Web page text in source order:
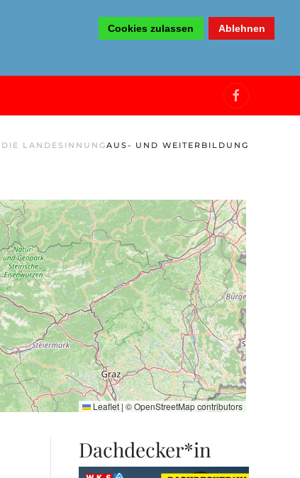
Cookies zulassen Ablehnen
DIE LANDESINNUNGAUS- UND WEITERBILDUNG
Leaflet | ©OpenStreetMapcontributors
Dachdecker*in